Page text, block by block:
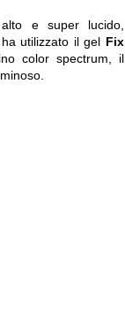
e super lucido,
utilizzato il gel Fix
color spectrum, il